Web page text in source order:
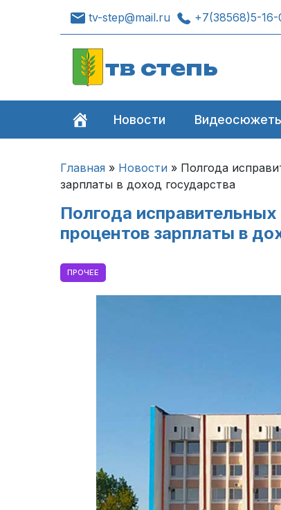
tv-step@mail.ru +7(38568)5-16-
тв степь
Новости
Главная » Новости » Полгода
зарплаты в доход государства
Полгода
процентов зарплаты в
ПРОЧЕЕ